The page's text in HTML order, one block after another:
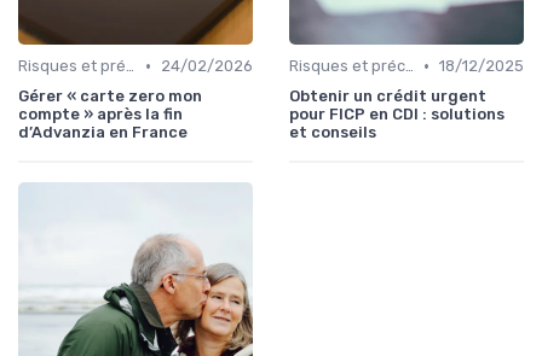
Risques et précautions •
24/02/2026
Gérer « carte zero mon
compte » après la fin
d’Advanzia en France
Risques et précautions • 18/12/2025
Obtenir un crédit urgent
pour FICP en CDI : solutions
et conseils